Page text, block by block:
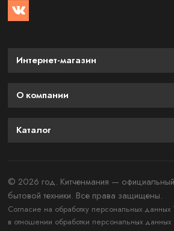
Интернет-магазин
О компании
Каталог
© 2026 год. Китченмания — официальный
бытовой техники. Все права защищены.
Согласие на обработку персональных
в отношении обработки персональных данных